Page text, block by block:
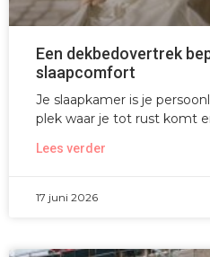
Een dekbedovertrek
slaapcomfort
Je slaapkamer is je
plek waar je tot rust komt
Lees verder
17 juni 2026